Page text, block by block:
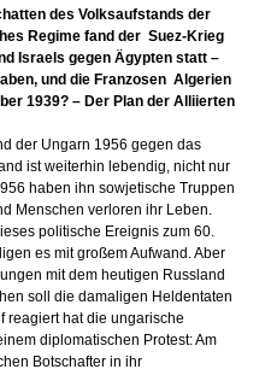
des Volksaufstands der
Regime fand der Suez-Krieg
Israels gegen Ägypten statt –
und die Franzosen Algerien
1939? – Der Plan der Alliierten
der Ungarn 1956 gegen das
ist weiterhin lebendig, nicht nur
haben ihn sowjetische Truppen
Menschen verloren ihr Leben.
politische Ereignis zum 60.
es mit großem Aufwand. Aber
mit dem heutigen Russland
soll die damaligen Heldentaten
reagiert hat die ungarische
diplomatischen Protest: Am
Botschafter in ihr